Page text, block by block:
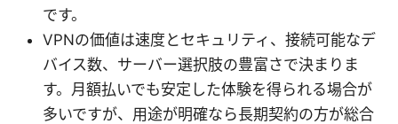
です。
VPNの価値は速度とセキュリティ、接続可能なデ
バイス数、サーバー選択肢の豊富さで決まりま
す。月額払いでも安定した体験を得られる場合が
多いですが、用途が明確なら長期契約の方が総合